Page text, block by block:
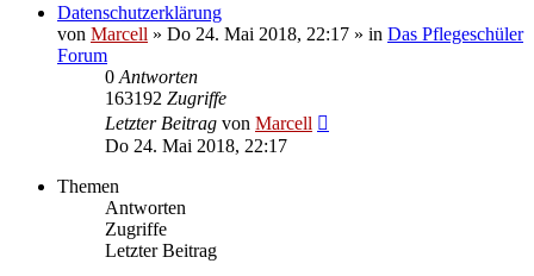
Datenschutzerklärung
von Marcell » Do 24. Mai 2018, 22:17 » in Das Pflegeschüler
Forum
0 Antworten
163192 Zugriffe
Letzter Beitrag von Marcell
Do 24. Mai 2018, 22:17
Themen
Antworten
Zugriffe
Letzter Beitrag